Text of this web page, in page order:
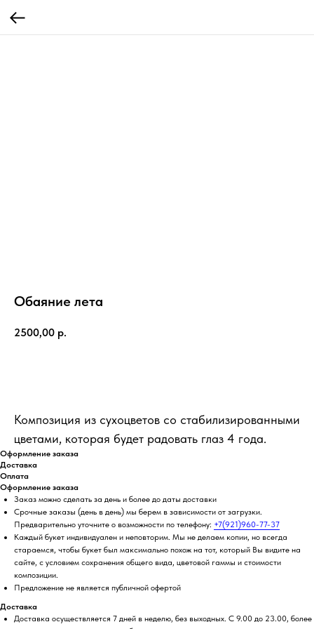
Обаяние лета
2500,00 р.
Композиция из сухоцветов со стабилизированными
цветами, которая будет радовать глаз 4 года.
Оформление заказа
Доставка
Оплата
Оформление заказа
Заказ можно сделать за день и более до даты доставки
Срочные заказы (день в день) мы берем в зависимости от загрузки.
Предварительно уточните о возможности по телефону: +7(921)960-77-37
Каждый букет индивидуален и неповторим. Мы не делаем копии, но всегда
стараемся, чтобы букет был максимально похож на тот, который Вы видите на
сайте, с условием сохранения общего вида, цветовой гаммы и стоимости
композиции.
Предложение не является публичной офертой
Доставка
Доставка осуществляется 7 дней в неделю, без выходных. С 9.00 до 23.00, более